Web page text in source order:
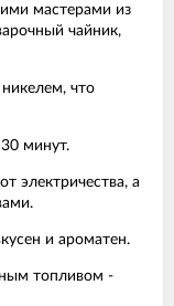
мастерами из
чайник,
что
минут.
электричества, а
и ароматен.
топливом -